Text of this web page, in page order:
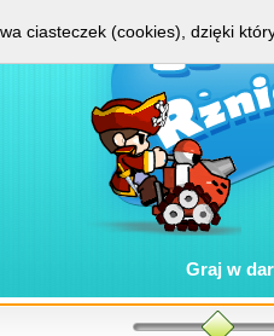
Graj w
ciasteczek (cookies), dzięki